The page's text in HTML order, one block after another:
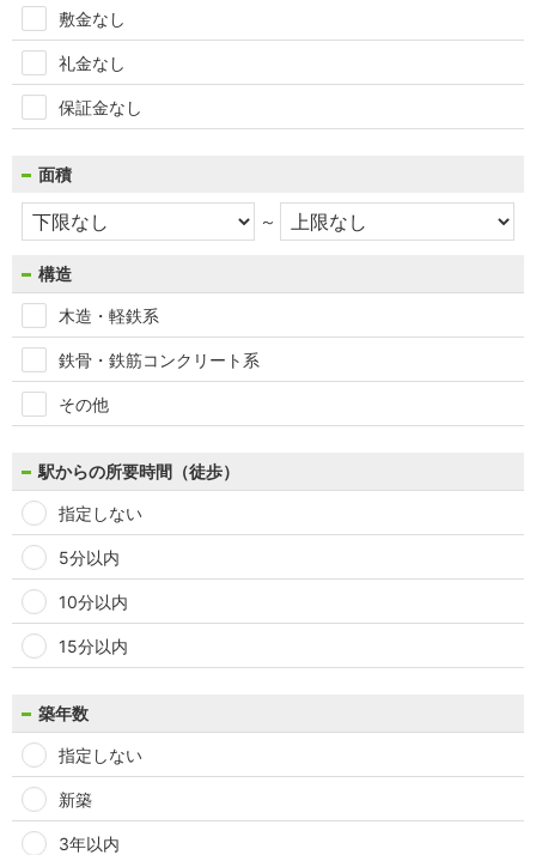
敷金なし
礼金なし
保証金なし
面積
～
構造
木造・軽鉄系
鉄骨・鉄筋コンクリート系
その他
駅からの所要時間（徒歩）
指定しない
5分以内
10分以内
15分以内
築年数
指定しない
新築
3年以内